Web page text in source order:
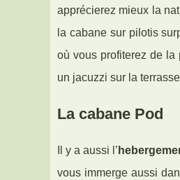
apprécierez mieux la
la cabane sur pilotis
où vous profiterez de la
un jacuzzi sur la
La cabane Pod
Il y a aussi l’
vous immerge aussi